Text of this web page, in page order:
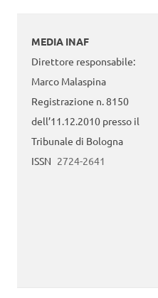
MEDIA INAF
Direttore responsabile:
Marco Malaspina
Registrazione n. 8150
dell’11.12.2010 presso il
Tribunale di Bologna
ISSN 2724-2641